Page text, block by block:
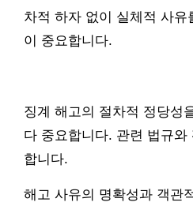
차적 하자 없이 실체적 사유
이 중요합니다.
징계 해고의 절차적 정당성
다 중요합니다. 관련 법규
합니다.
해고 사유의 명확성과 객관